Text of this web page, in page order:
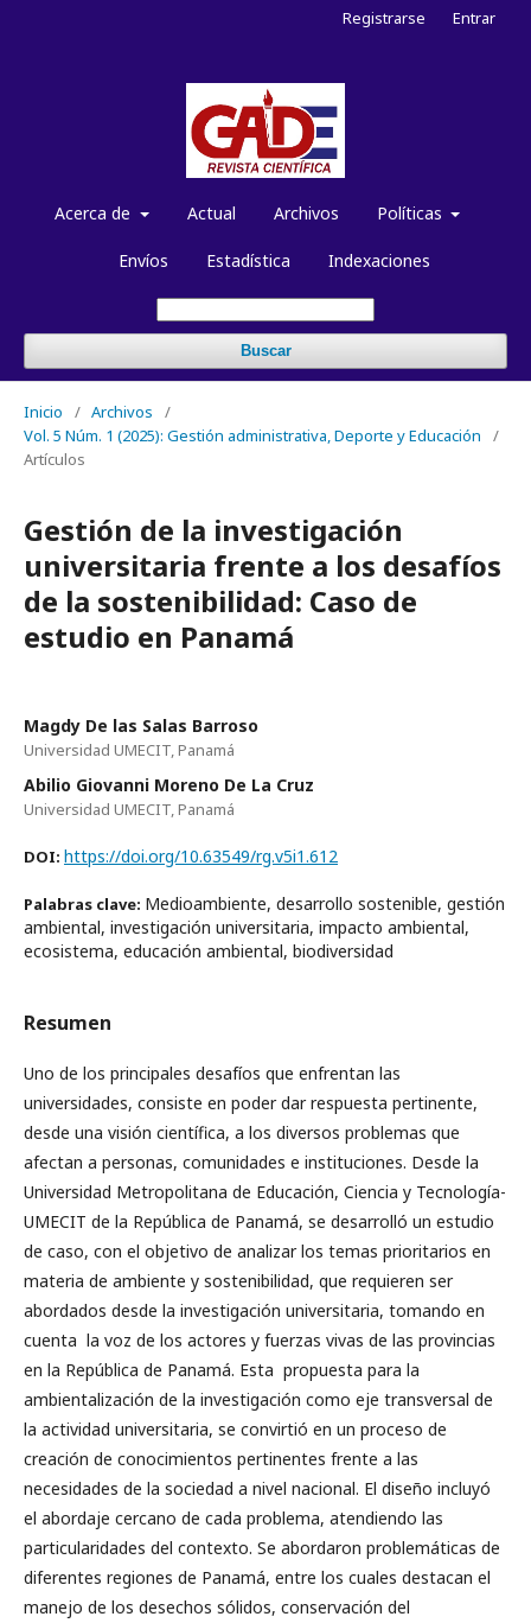
Acerca de Actual Archivos Políticas
Envíos Estadística Indexaciones
Buscar
Registrarse Entrar
Inicio / Archivos
/
Vol. 5 Núm. 1 (2025): Gestión administrativa, Deporte y Educación
/
Artículos
Gestión de la investigación
universitaria frente a los desafíos
de la sostenibilidad: Caso de
estudio en Panamá
Magdy De las Salas Barroso
Universidad UMECIT, Panamá
Abilio Giovanni Moreno De La Cruz
Universidad UMECIT, Panamá
DOI: https://doi.org/10.63549/rg.v5i1.612
Palabras clave: Medioambiente, desarrollo sostenible, gestión
ambiental, investigación universitaria, impacto ambiental,
ecosistema, educación ambiental, biodiversidad
Resumen
Uno de los principales desafíos que enfrentan las
universidades, consiste en poder dar respuesta pertinente,
desde una visión científica, a los diversos problemas que
afectan a personas, comunidades e instituciones. Desde la
Universidad Metropolitana de Educación, Ciencia y Tecnología-
UMECIT de la República de Panamá, se desarrolló un estudio
de caso, con el objetivo de analizar los temas prioritarios en
materia de ambiente y sostenibilidad, que requieren ser
abordados desde la investigación universitaria, tomando en
cuenta la voz de los actores y fuerzas vivas de las provincias
en la República de Panamá. Esta propuesta para la
ambientalización de la investigación como eje transversal de
la actividad universitaria, se convirtió en un proceso de
creación de conocimientos pertinentes frente a las
necesidades de la sociedad a nivel nacional. El diseño incluyó
el abordaje cercano de cada problema, atendiendo las
particularidades del contexto. Se abordaron problemáticas de
diferentes regiones de Panamá, entre los cuales destacan el
manejo de los desechos sólidos, conservación del